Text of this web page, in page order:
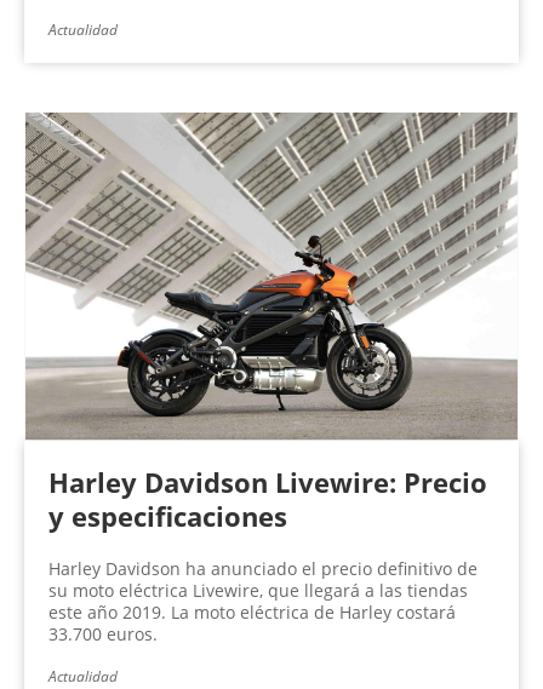
Actualidad
Harley Davidson Livewire: Precio
y especificaciones
Harley Davidson ha anunciado el precio definitivo de
su moto eléctrica Livewire, que llegará a las tiendas
este año 2019. La moto eléctrica de Harley costará
33.700 euros.
Actualidad